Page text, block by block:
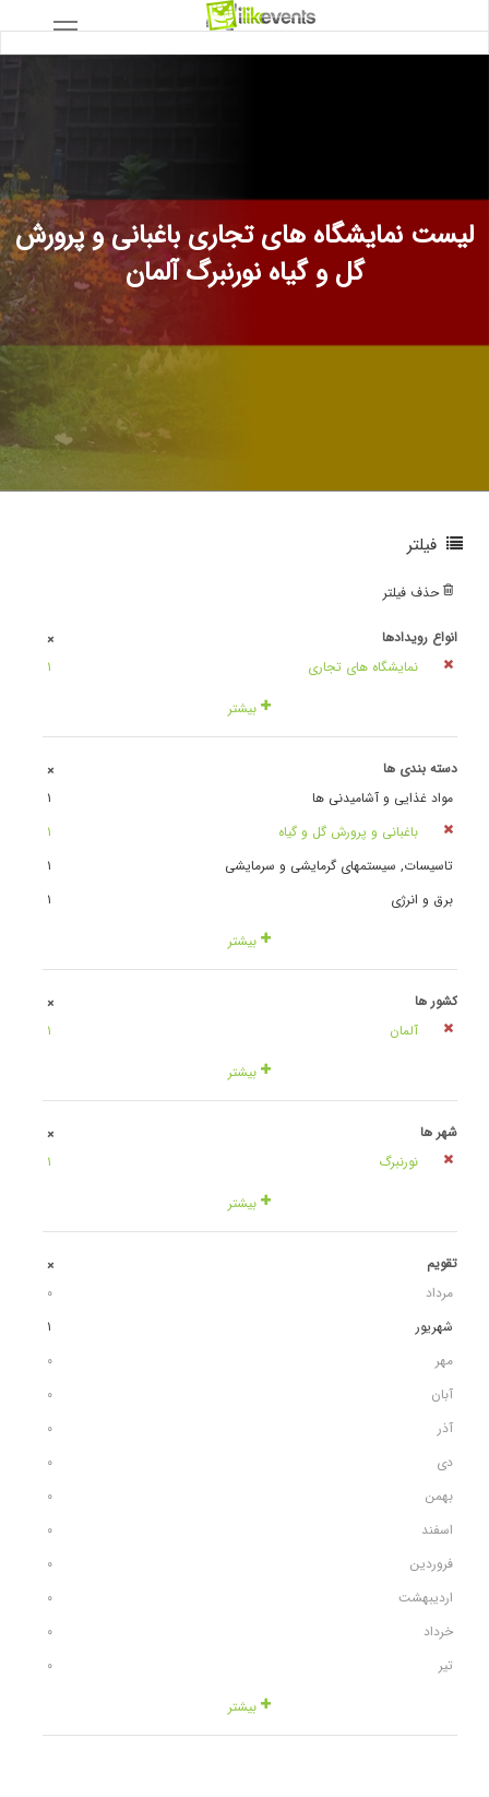
لیست نمایشگاه های تجاری باغبانی و پرورش
گل و گیاه نورنبرگ آلمان
فیلتر
حذف فیلتر
انواع رویدادها +
نمایشگاه های تجاری
١
بیشتر
دسته بندی ها +
مواد غذایی و آشامیدنی ها
١
باغبانی و پرورش گل و گیاه
١
تاسیسات, سیستمهای گرمایشی و سرمایشی
١
برق و انرژی
١
بیشتر
کشور ها +
آلمان
١
بیشتر
شهر ها +
نورنبرگ
١
بیشتر
تقویم +
مرداد
٠
شهریور
١
مهر
٠
آبان
٠
آذر
٠
دی
٠
بهمن
٠
اسفند
٠
فروردین
٠
اردیبهشت
٠
خرداد
٠
تیر
٠
بیشتر